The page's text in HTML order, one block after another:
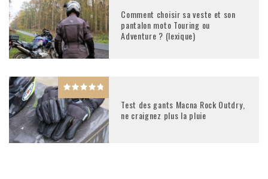
Comment choisir sa veste et son
pantalon moto Touring ou
Adventure ? (lexique)
Test des gants Macna Rock Outdry,
ne craignez plus la pluie